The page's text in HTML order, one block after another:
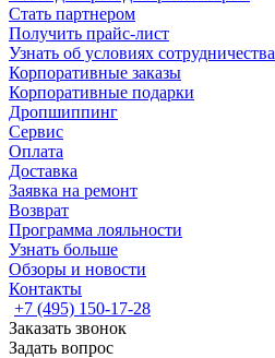
Стать партнером
Получить прайс-лист
Узнать об условиях сотрудничества
Корпоративные заказы
Корпоративные подарки
Дропшиппинг
Сервис
Оплата
Доставка
Заявка на ремонт
Возврат
Программа лояльности
Узнать больше
Обзоры и новости
Контакты
+7 (495) 150-17-28
Заказать звонок
Задать вопрос